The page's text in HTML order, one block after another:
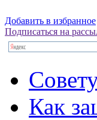
Добавить в избранное
Подписаться на
Как